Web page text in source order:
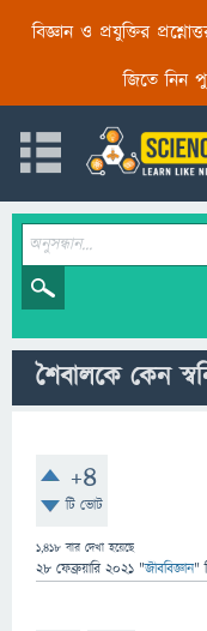
বিজ্ঞান ও প্রযুক্তির
জিতে নিন
শৈবালকে কেন
+4
টি ভোট
1,418 বার দেখা হয়েছে
28 ফেব্রুয়ারি 2021 "জীববিজ্ঞান"